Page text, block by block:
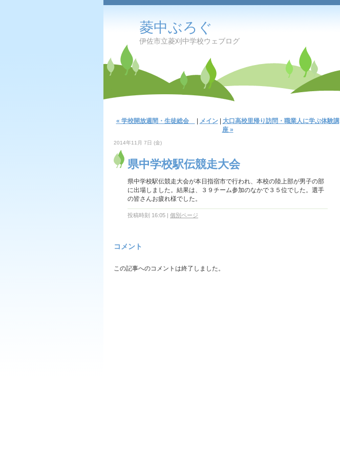
菱中ぶろぐ
伊佐市立菱刈中学校ウェブログ
« 学校開放週間・生徒総会 メイン| 大口高校里帰り訪問・職業人に学ぶ体験講
座 »
2014年11月 7日 (金)
県中学校駅伝競走大会
県中学校駅伝競走大会が本日指宿市で行われ、本校の陸上部が男子の部
に出場しました。結果は、３９チーム参加のなかで３５位でした。選手
の皆さんお疲れ様でした。
投稿時刻 16:05 | 個別ページ
コメント
この記事へのコメントは終了しました。